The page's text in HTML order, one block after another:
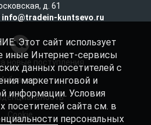
д. 61
info@tradein-kuntsevo.ru
новые поступления
Cookie
Этот сайт использует
иные Интернет-сервисы
данных посетителей с
маркетинговой и
информации. Условия
посетителей сайта см. в
персональных